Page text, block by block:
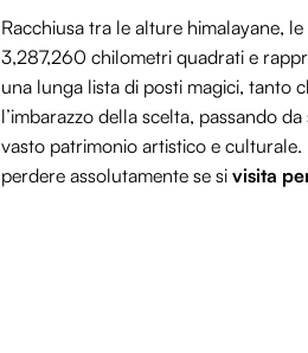
Racchiusa tra le alture himalayane,
3,287,260 chilometri quadrati e
una lunga lista di posti magici, tanto
l’imbarazzo della scelta, passando
vasto patrimonio artistico e
perdere assolutamente se si visita